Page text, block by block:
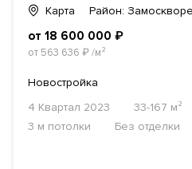
Карта
Район:
от 18 600 000 ₽
от 563 636 ₽/м²
Новостройка
4 Квартал 2023
33-167 м²
3 м потолки
Без отделки